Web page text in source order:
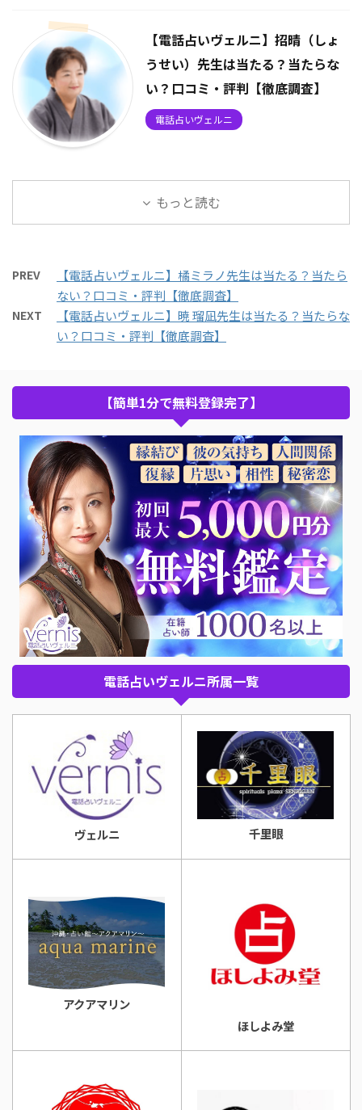
【電話占いヴェルニ】招晴（しょ
うせい）先生は当たる？当たらな
い？口コミ・評判【徹底調査】
電話占いヴェルニ
もっと読む
PREV
【電話占いヴェルニ】橘ミラノ先生は当たる？当たら
ない？口コミ・評判【徹底調査】
NEXT
【電話占いヴェルニ】暁 瑠凪先生は当たる？当たらな
い？口コミ・評判【徹底調査】
【簡単1分で無料登録完了】
電話占いヴェルニ所属一覧
ヴェルニ 千里眼
アクアマリン
ほしよみ堂